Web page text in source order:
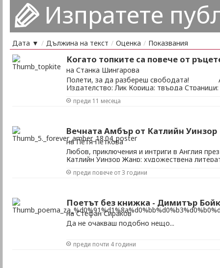
Изпратете
Дата ▼ / Дължина на текст / Оценка / Показвания
Когато топките са повече от
на Станка Шингарова
Полети, за да разбереш свободата!
Издателство: Лик Корица: твърда
топка Плувам във въздуха, уверено
преди 11 месеца
Вечната Амбър от Катлийн Уинзор
на Петя Петкова
Любов, приключения и интриги в Англия
Катлийн Уинзор Жанр: художествена
Американската писателка Катлийн Уинзор
преди повече от 3 години
Поетът без книжка - Димитър
на Стефан Сираков
Да не очакваш подобно нещо...
преди почти 4 години